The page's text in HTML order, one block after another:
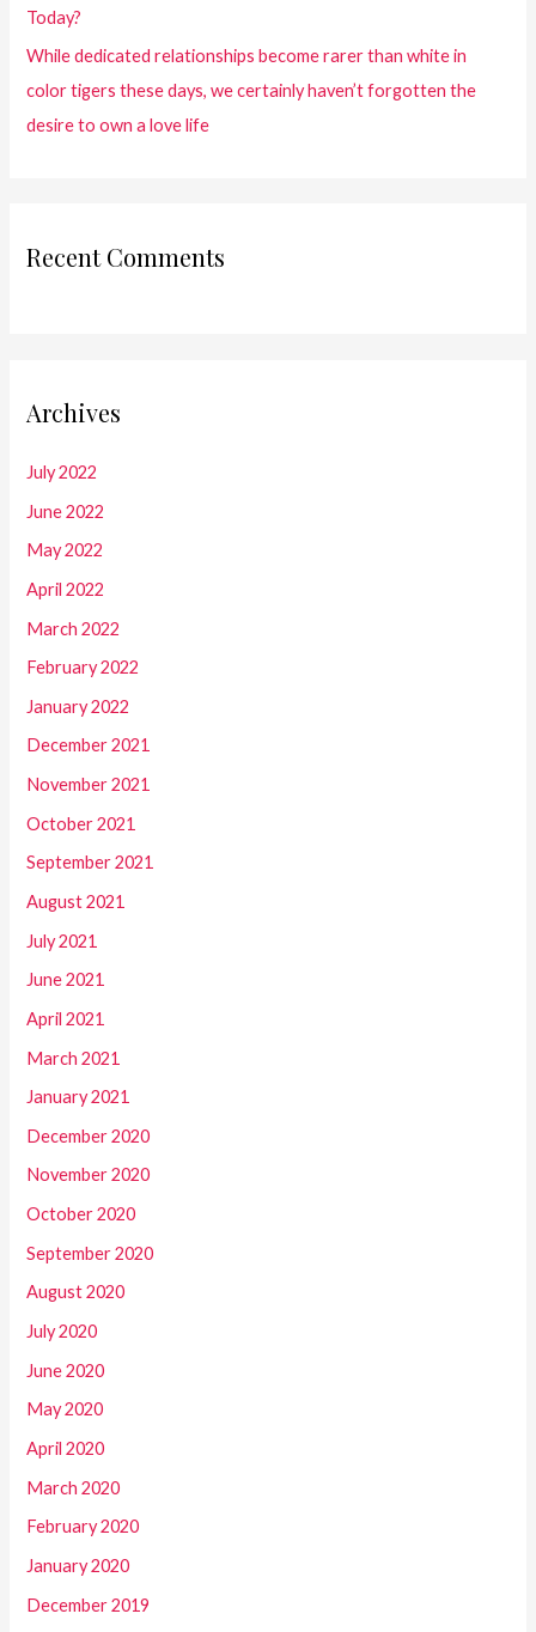
Today?
While dedicated relationships become rarer than white in
color tigers these days, we certainly haven’t forgotten the
desire to own a love life
Recent Comments
Archives
July 2022
June 2022
May 2022
April 2022
March 2022
February 2022
January 2022
December 2021
November 2021
October 2021
September 2021
August 2021
July 2021
June 2021
April 2021
March 2021
January 2021
December 2020
November 2020
October 2020
September 2020
August 2020
July 2020
June 2020
May 2020
April 2020
March 2020
February 2020
January 2020
December 2019